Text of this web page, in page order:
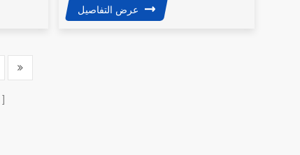
عرض التفاصيل